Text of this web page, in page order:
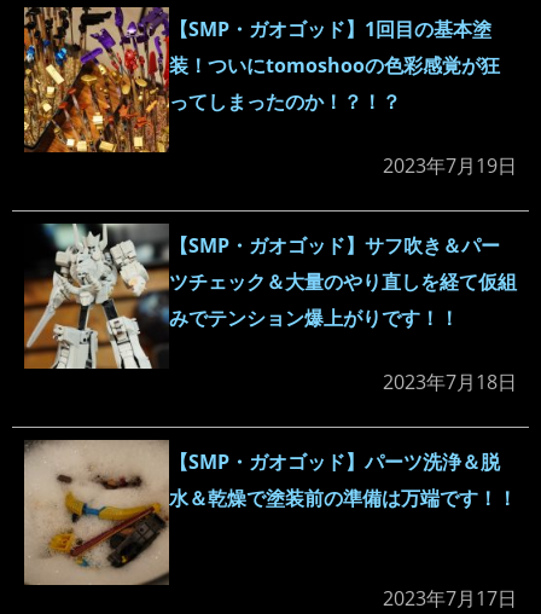
【SMP・ガオゴッド】1回目の基本塗
装！ついにtomoshooの色彩感覚が狂
ってしまったのか！？！？
2023年7月19日
【SMP・ガオゴッド】サフ吹き＆パー
ツチェック＆大量のやり直しを経て仮組
みでテンション爆上がりです！！
2023年7月18日
【SMP・ガオゴッド】パーツ洗浄＆脱
水＆乾燥で塗装前の準備は万端です！！
2023年7月17日